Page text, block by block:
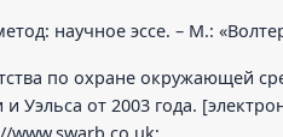
научное эссе. – М.:
по охране окружающей
Уэльса от 2003 года.